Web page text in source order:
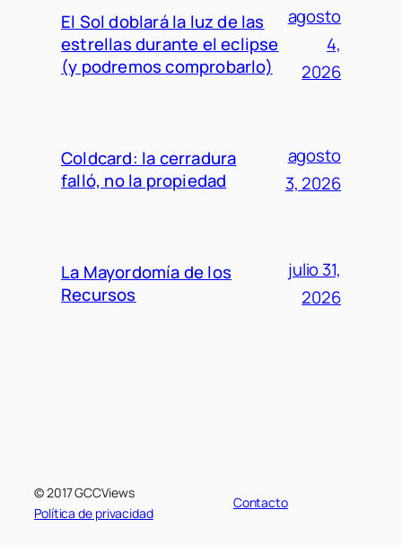
El Sol doblará la luz de las
estrellas durante el eclipse
(y podremos comprobarlo)
agosto
4,
2026
Coldcard: la cerradura
falló, no la propiedad
agosto
3, 2026
La Mayordomía de los
Recursos
julio 31,
2026
© 2017 GCCViews
Política de privacidad
Contacto